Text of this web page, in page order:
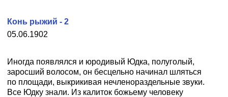
05.06.1902
Конь рыжий - 2
Иногда появлялся и юродивый Юдка, полуголый,
заросший волосом, он бесцельно начинал шляться
по площади, выкрикивая нечленораздельные звуки.
Все Юдку знали. Из калиток божьему человеку